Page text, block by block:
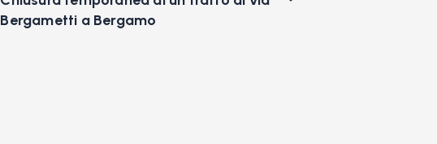
Bergametti a Bergamo